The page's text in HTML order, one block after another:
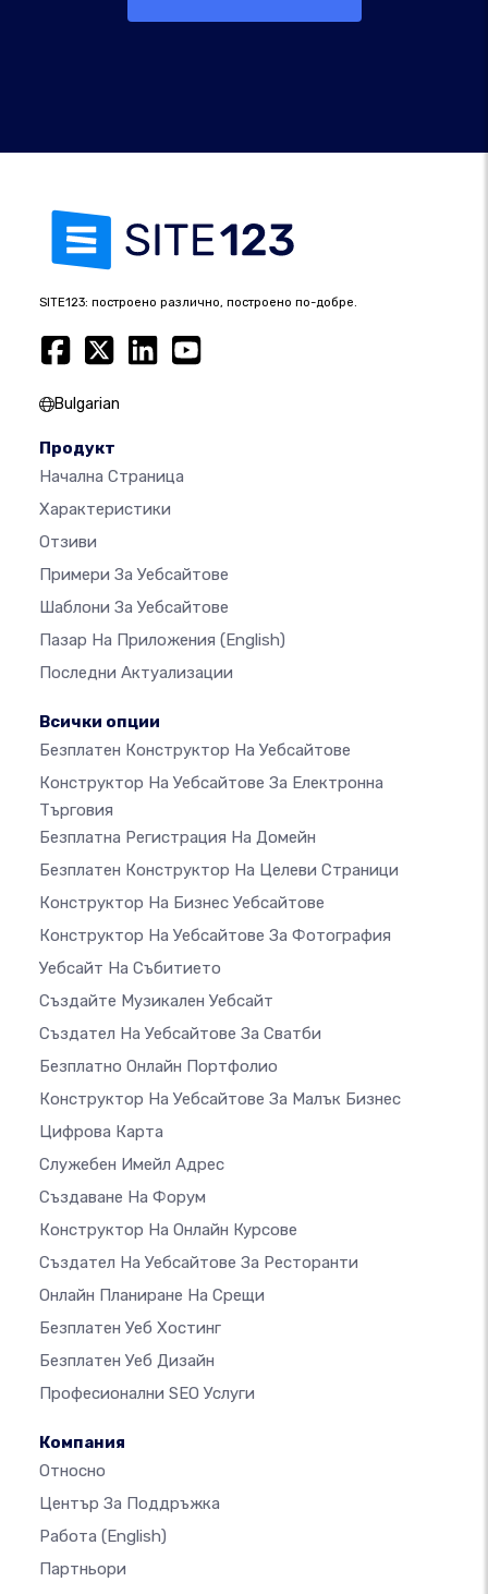
SITE123: построено различно, построено по-добре.
Bulgarian
Продукт
Начална Страница
Характеристики
Отзиви
Примери За Уебсайтове
Шаблони За Уебсайтове
Пазар На Приложения (English)
Последни Актуализации
Всички опции
Безплатен Конструктор На Уебсайтове
Конструктор На Уебсайтове За Електронна
Търговия
Безплатна Регистрация На Домейн
Безплатен Конструктор На Целеви Страници
Конструктор На Бизнес Уебсайтове
Конструктор На Уебсайтове За Фотография
Уебсайт На Събитието
Създайте Музикален Уебсайт
Създател На Уебсайтове За Сватби
Безплатно Онлайн Портфолио
Конструктор На Уебсайтове За Малък Бизнес
Цифрова Карта
Служебен Имейл Адрес
Създаване На Форум
Конструктор На Онлайн Курсове
Създател На Уебсайтове За Ресторанти
Онлайн Планиране На Срещи
Безплатен Уеб Хостинг
Безплатен Уеб Дизайн
Професионални SEO Услуги
Компания
Относно
Център За Поддръжка
Работа (English)
Партньори